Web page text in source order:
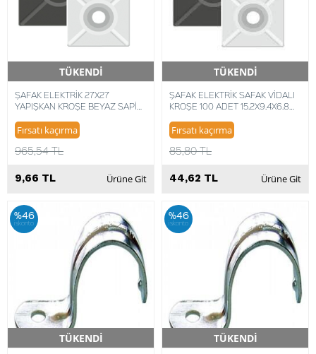
TÜKENDİ
Hızlı Teslimat
ŞAFAK ELEKTRİK 27X27
YAPIŞKAN KROŞE BEYAZ SAPİ
8014748304360
Fırsatı kaçırma
965,54 TL
9,66 TL Ürüne Git
TÜKENDİ
Hızlı Teslimat
ŞAFAK ELEKTRİK SAFAK VİDALI
KROŞE 100 ADET 15.2X9.4X6.8
Fırsatı kaçırma
85,80 TL
44,62 TL Ürüne Git
%46
iskonto
TÜKENDİ
Hızlı Teslimat
%46
iskonto
TÜKENDİ
Hızlı Teslimat